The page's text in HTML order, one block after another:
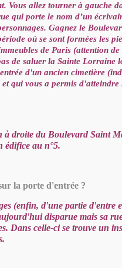
Vous allez tourner à gauche
qui porte le nom d’un
Gagnez le
où se sont formées les
de Paris (attention
de saluer la Sainte Lorraine
d'un ancien cimetière
qui vous a permis
droite du Boulevard Saint
édifice au n°5.
la porte d'entrée ?
(enfin, d'une partie d'entre
disparue mais sa
Dans celle-ci se trouve un